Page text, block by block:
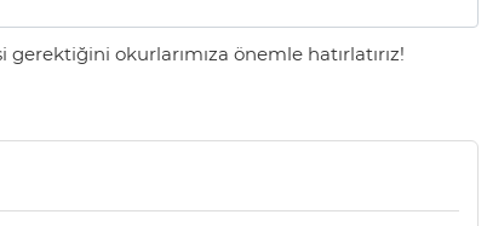
okurlarımıza önemle hatırlatırız!